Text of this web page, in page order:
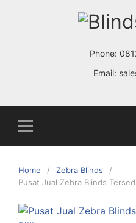
t
Phone:
Email:
Home
Zebra Blinds
Pusat Jual Zebra Blinds